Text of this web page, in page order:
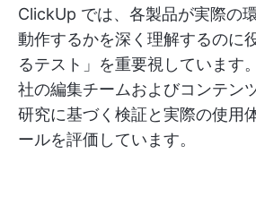
ClickUp では、各製品が実際の
動作するかを深く理解するのに
るテスト」を重要視しています
社の編集チームおよびコンテン
研究に基づく検証と実際の使用
ールを評価しています。